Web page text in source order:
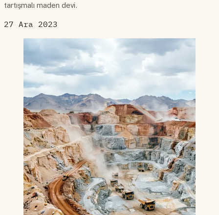
tartışmalı maden devi.
27 Ara 2023